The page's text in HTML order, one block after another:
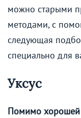
можно старыми
методами, с
следующая
специально для
Уксус
Помимо хорошей